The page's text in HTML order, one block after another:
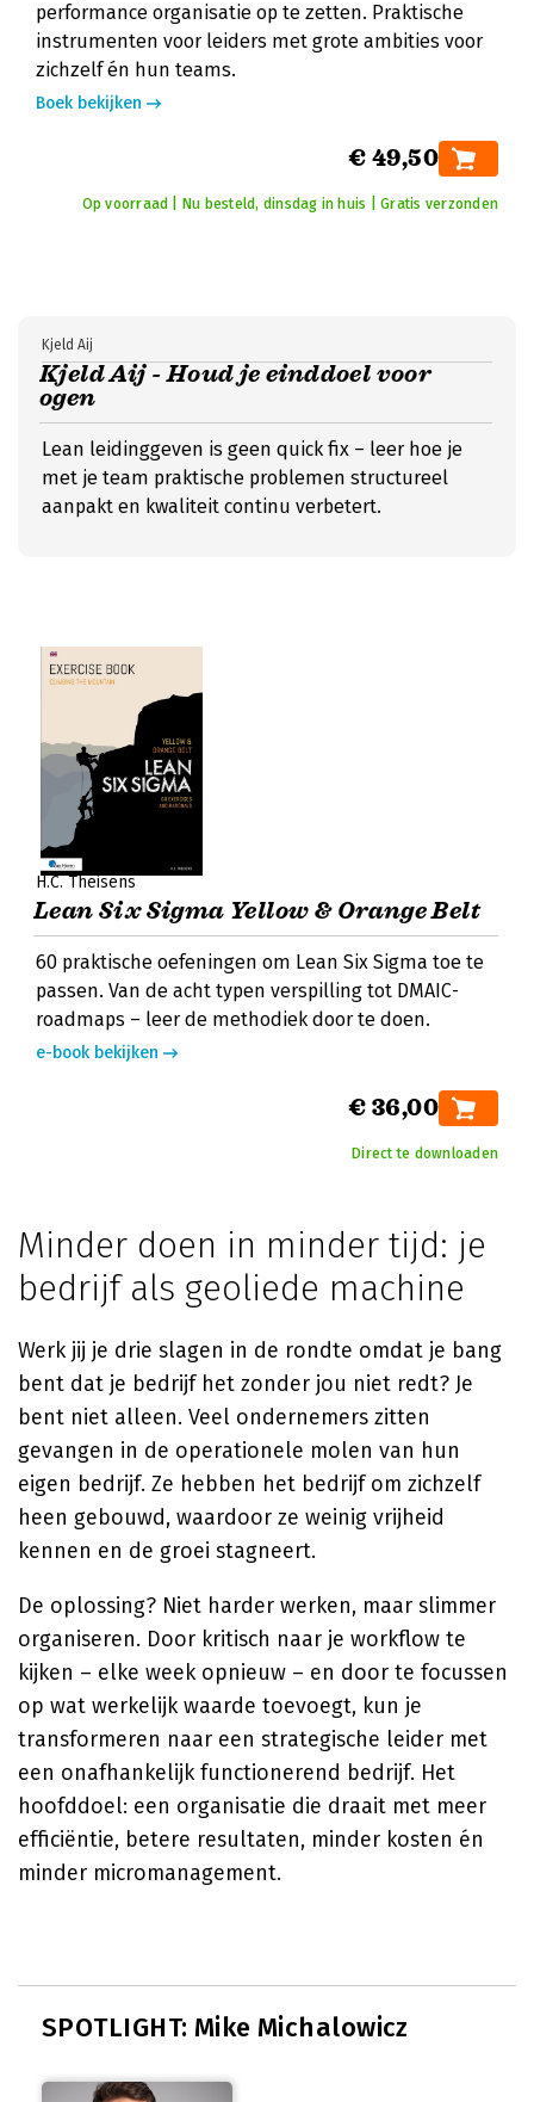
performance organisatie op te zetten. Praktische
instrumenten voor leiders met grote ambities voor
zichzelf én hun teams.
Boek bekijken
€ 49,50
Op voorraad | Nu besteld, dinsdag in huis | Gratis verzonden
Kjeld Aij - Houd je einddoel voor
ogen
Kjeld Aij
Lean leidinggeven is geen quick fix – leer hoe je
met je team praktische problemen structureel
aanpakt en kwaliteit continu verbetert.
H.C. Theisens
Lean Six Sigma Yellow & Orange Belt
60 praktische oefeningen om Lean Six Sigma toe te
passen. Van de acht typen verspilling tot DMAIC-
roadmaps – leer de methodiek door te doen.
e-book bekijken
€ 36,00
Direct te downloaden
Minder doen in minder tijd: je
bedrijf als geoliede machine
Werk jij je drie slagen in de rondte omdat je bang
bent dat je bedrijf het zonder jou niet redt? Je
bent niet alleen. Veel ondernemers zitten
gevangen in de operationele molen van hun
eigen bedrijf. Ze hebben het bedrijf om zichzelf
heen gebouwd, waardoor ze weinig vrijheid
kennen en de groei stagneert.
De oplossing? Niet harder werken, maar slimmer
organiseren. Door kritisch naar je workflow te
kijken – elke week opnieuw – en door te focussen
op wat werkelijk waarde toevoegt, kun je
transformeren naar een strategische leider met
een onafhankelijk functionerend bedrijf. Het
hoofddoel: een organisatie die draait met meer
efficiëntie, betere resultaten, minder kosten én
minder micromanagement.
SPOTLIGHT: Mike Michalowicz